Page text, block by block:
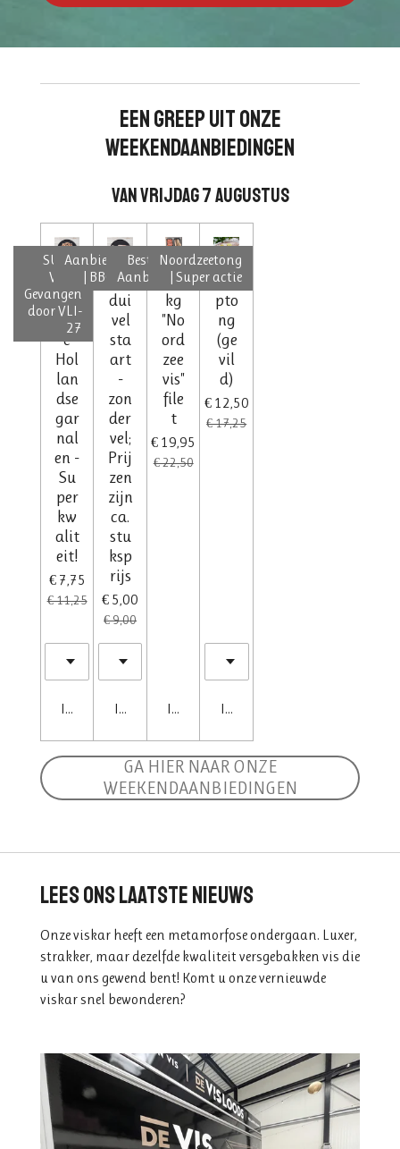
een greep uit onze
WEEKENDaanbiedingen
van vrijdag 7 augustus
SUPER
VERS!
Gevangen
door VLI-
27
gep
eld
e
Hol
lan
dse
gar
nal
en -
Su
per
kw
alit
eit!
€ 7,75
€ 11,25
In winkelwagen
Aanbieding
| BBQ tip
Zee
dui
vel
sta
art
-
zon
der
vel;
Prij
zen
zijn
ca.
stu
ksp
rijs
€ 5,00
€ 9,00
In winkelwagen
Bestseller |
Aanbieding
1
kg
"No
ord
zee
vis"
file
t
€ 19,95
€ 22,50
In winkelwagen
Noordzeetong
| Super actie
Sli
pto
ng
(ge
vil
d)
€ 12,50
€ 17,25
In winkelwagen
GA HIER NAAR ONZE
WEEKENDAANBIEDINGEN
Lees ons laatste nieuws
Onze viskar heeft een metamorfose ondergaan. Luxer,
strakker, maar dezelfde kwaliteit versgebakken vis die
u van ons gewend bent! Komt u onze vernieuwde
viskar snel bewonderen?